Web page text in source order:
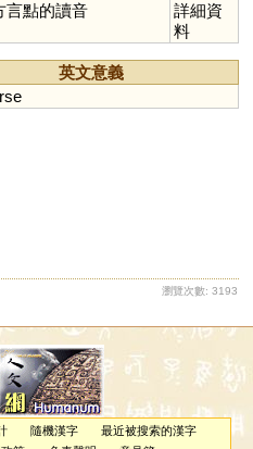
言點的讀音
詳細資
料
英文意義
瀏覽次數: 3193
隨機漢字
最近被搜索的漢字